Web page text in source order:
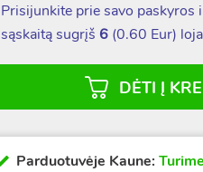
Prisijunkite prie savo paskyros
sąskaitą sugrįš 6 (0.60 Eur)
DĖTI Į
Parduotuvėje Kaune: Turime